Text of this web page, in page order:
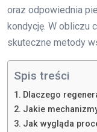
oraz odpowiednia
kondycję. W obliczu
skuteczne metody
Spis treści
Dlaczego
Jakie
Jak wygląda